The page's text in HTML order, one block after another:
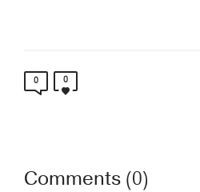
0 0
Comments (0)